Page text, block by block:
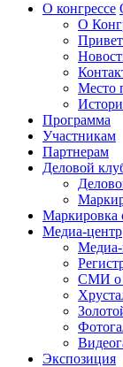
О конгрессе
О
Место
Программа
Участникам
Партнерам
Деловой
Маркировка
Медиа-центр
СМИ о
Экспозиция